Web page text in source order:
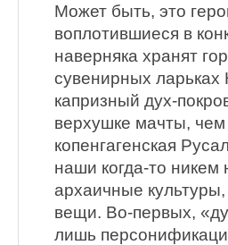
Может быть, это
воплотившиеся в
наверняка хранят
сувенирных
капризный дух-
верхушке мачты,
копенгагенская
наши когда-то
архаичные
вещи. Во-первых,
лишь